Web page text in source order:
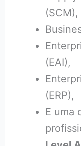
(SCM),
(EAI),
(ERP),
E uma